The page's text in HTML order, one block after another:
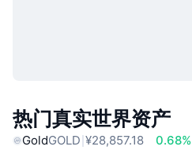
热门真实世界资产
GoldGOLD ¥28,857.18
0.68%